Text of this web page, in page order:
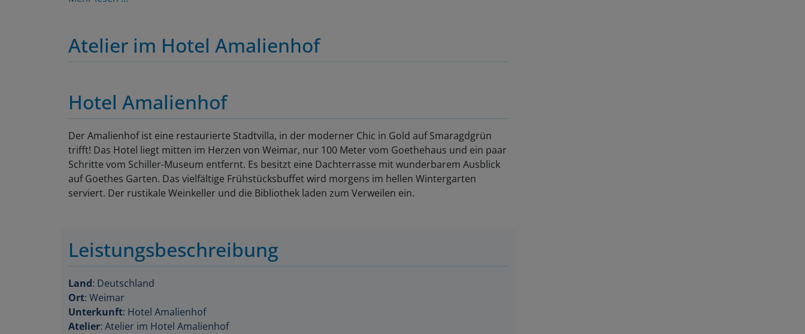
Atelier im Hotel Amalienhof
Hotel Amalienhof
Der Amalienhof ist eine restaurierte Stadtvilla, in der moderner Chic in Gold auf Smaragdgrün
trifft! Das Hotel liegt mitten im Herzen von Weimar, nur 100 Meter vom Goethehaus und ein paar
Schritte vom Schiller-Museum entfernt. Es besitzt eine Dachterrasse mit wunderbarem Ausblick
auf Goethes Garten. Das vielfältige Frühstücksbuffet wird morgens im hellen Wintergarten
serviert. Der rustikale Weinkeller und die Bibliothek laden zum Verweilen ein.
Leistungsbeschreibung
Land: Deutschland
Ort: Weimar
Unterkunft: Hotel Amalienhof
Atelier: Atelier im Hotel Amalienhof